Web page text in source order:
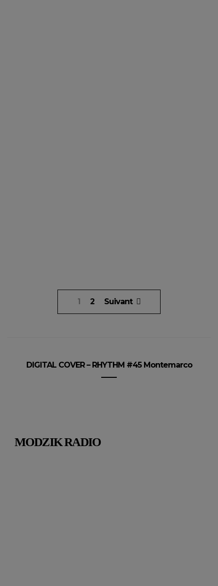
publications
1 2 Suivant
DIGITAL COVER – RHYTHM #45 Montemarco
MODZIK RADIO